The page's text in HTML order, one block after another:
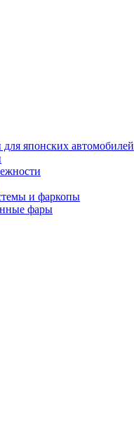
для японских автомобилей
и фаркопы
фары